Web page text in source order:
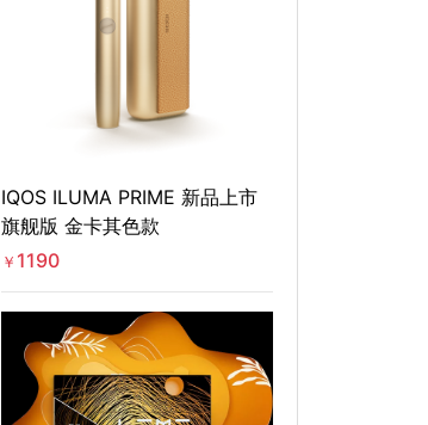
IQOS ILUMA PRIME 新品上市
旗舰版 金卡其色款
￥ 1190